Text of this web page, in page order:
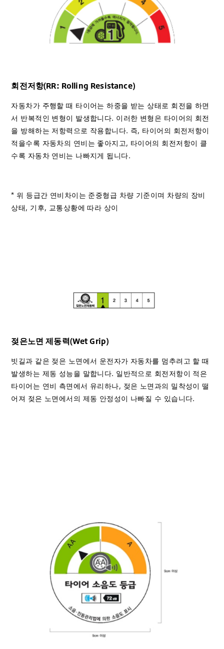
회전저항(RR: Rolling Resistance)
자동차가 주행할 때 타이어는 하중을 받는 상태로 회전을 하면
서 반복적인 변형이 발생합니다. 이러한 변형은 타이어의 회전
을 방해하는 저항력으로 작용합니다. 즉, 타이어의 회전저항이
적을수록 자동차의 연비는 좋아지고, 타이어의 회전저항이 클
수록 자동차 연비는 나빠지게 됩니다.
* 위 등급간 연비차이는 준중형급 차량 기준이며 차량의 장비
상태, 기후, 교통상황에 따라 상이
젖은노면 제동력(Wet Grip)
빗길과 같은 젖은 노면에서 운전자가 자동차를 멈추려고 할 때
발생하는 제동 성능을 말합니다. 일반적으로 회전저항이 적은
타이어는 연비 측면에서 유리하나, 젖은 노면과의 밀착성이 떨
어져 젖은 노면에서의 제동 안정성이 나빠질 수 있습니다.